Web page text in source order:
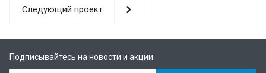
Следующий проект
Подписывайтесь на новости и акции: